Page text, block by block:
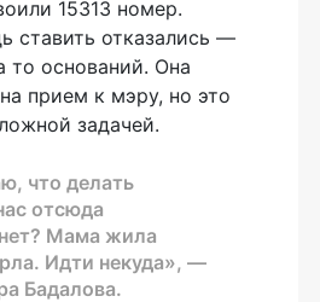
15313 номер.
ставить отказались —
то оснований. Она
прием к мэру, но это
задачей.
что делать
отсюда
Мама жила
Идти некуда», —
Бадалова.